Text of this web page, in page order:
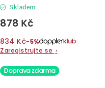
Skladem
878 Kč
834 Kč−5%
Zaregistrujte se ›
Doprava zdarma